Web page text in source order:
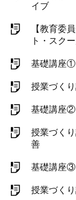
イブ
【教育委
ト・スク
基礎講座①
授業づく
基礎講座②
授業づく
善
基礎講座③
授業づく